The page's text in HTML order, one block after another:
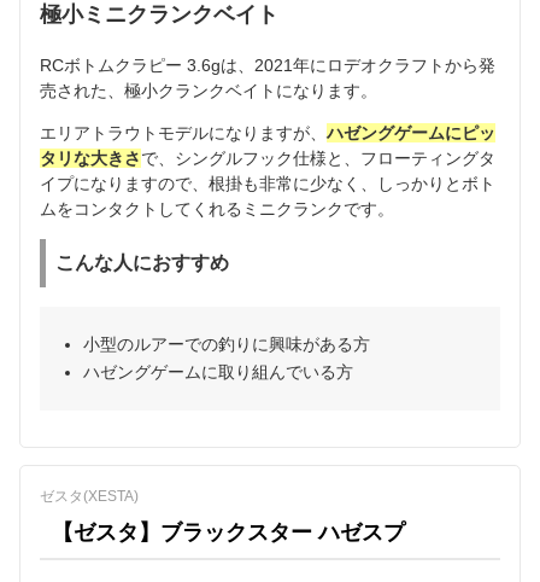
極小ミニクランクベイト
RCボトムクラピー 3.6gは、2021年にロデオクラフトから発
売された、極小クランクベイトになります。
エリアトラウトモデルになりますが、ハゼングゲームにピッ
タリな大きさで、シングルフック仕様と、フローティングタ
イプになりますので、根掛も非常に少なく、しっかりとボト
ムをコンタクトしてくれるミニクランクです。
こんな人におすすめ
小型のルアーでの釣りに興味がある方
ハゼングゲームに取り組んでいる方
ゼスタ(XESTA)
【ゼスタ】ブラックスター ハゼスプ